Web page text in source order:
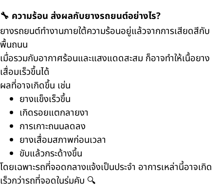
🔧 ความร้อน ส่งผลกับยางรถยนต์อย่างไร?
ยางรถยนต์ทำงานภายใต้ความร้อนอยู่แล้วจากการเสียดสีกับ
พื้นถนน
เมื่อรวมกับอากาศร้อนและแสงแดดสะสม ก็อาจทำให้เนื้อยาง
เสื่อมเร็วขึ้นได้
ผลที่อาจเกิดขึ้น เช่น
ยางแข็งเร็วขึ้น
เกิดรอยแตกลายงา
การเกาะถนนลดลง
ยางเสื่อมสภาพก่อนเวลา
ขับแล้วกระด้างขึ้น
โดยเฉพาะรถที่จอดกลางแจ้งเป็นประจำ อาการเหล่านี้อาจเกิด
เร็วกว่ารถที่จอดในร่มคับ 🔍